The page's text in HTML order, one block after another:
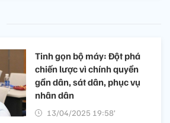
Tinh gọn bộ máy: Đột phá
chiến lược vì chính quyền
gần dân, sát dân, phục vụ
nhân dân
13/04/2025 19:58’